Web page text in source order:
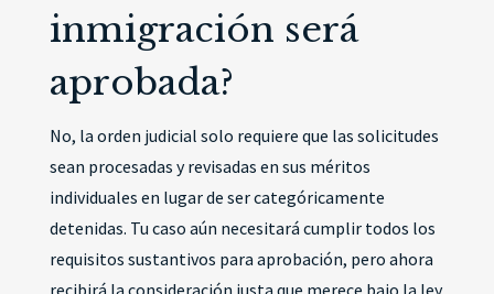
inmigración será
aprobada?
No, la orden judicial solo requiere que las solicitudes
sean procesadas y revisadas en sus méritos
individuales en lugar de ser categóricamente
detenidas. Tu caso aún necesitará cumplir todos los
requisitos sustantivos para aprobación, pero ahora
recibirá la consideración justa que merece bajo la ley